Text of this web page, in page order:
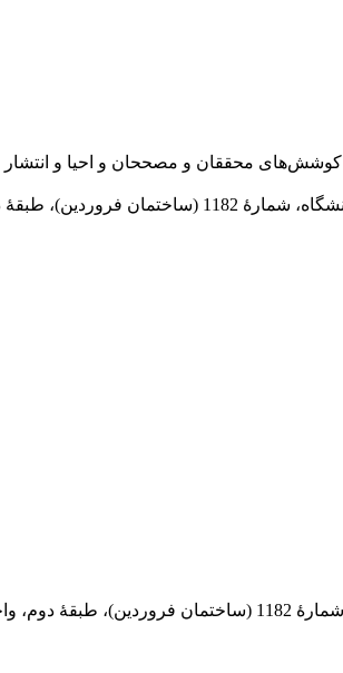
در سال 1372 ش به قصد حمایت از كوشش‌های محققان و
طبقۀ دوم
569-13185